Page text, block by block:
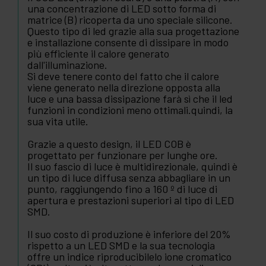
una concentrazione di LED sotto forma di
matrice (B) ricoperta da uno speciale silicone.
Questo tipo di led grazie alla sua progettazione
e installazione consente di dissipare in modo
più efficiente il calore generato
dall'illuminazione.
Si deve tenere conto del fatto che il calore
viene generato nella direzione opposta alla
luce e una bassa dissipazione farà sì che il led
funzioni in condizioni meno ottimali.quindi, la
sua vita utile.
Grazie a questo design, il LED COB è
progettato per funzionare per lunghe ore.
Il suo fascio di luce è multidirezionale, quindi è
un tipo di luce diffusa senza abbagliare in un
punto, raggiungendo fino a 160 º di luce di
apertura e prestazioni superiori al tipo di LED
SMD.
Il suo costo di produzione è inferiore del 20%
rispetto a un LED SMD e la sua tecnologia
offre un indice riproducibilelo ione cromatico